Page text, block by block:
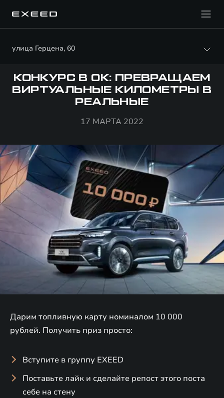
улица Герцена, 60
КОНКУРС В ОК: ПРЕВРАЩАЕМ
ВИРТУАЛЬНЫЕ КИЛОМЕТРЫ В
РЕАЛЬНЫЕ
17 МАРТА 2022
Дарим топливную карту номиналом 10 000
рублей. Получить приз просто:
Вступите в группу EXEED
Поставьте лайк и сделайте репост этого поста
себе на стену